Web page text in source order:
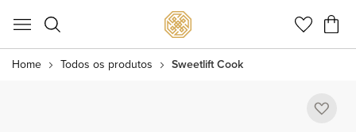
Meu
Home Todos os produtos Sweetlift Cook